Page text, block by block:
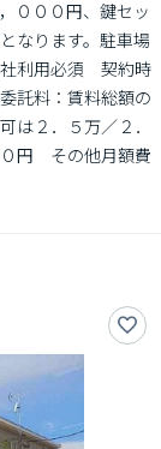
０００円、鍵セッ
なります。駐車場
利用必須　契約時
託料：賃料総額の
は２．５万／２．
円　その他月額費